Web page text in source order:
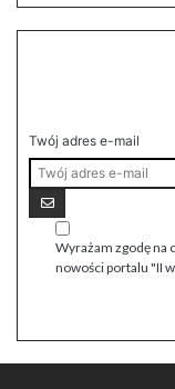
Twój adres e-mail
Wyrażam zgodę na
nowości portalu "II